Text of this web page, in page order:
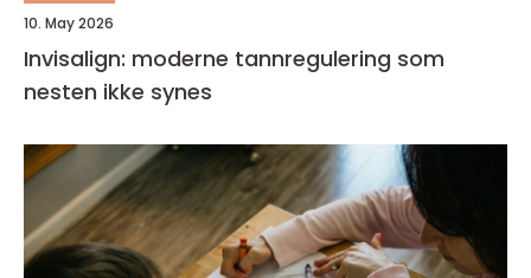
10. May 2026
Invisalign: moderne tannregulering som
nesten ikke synes